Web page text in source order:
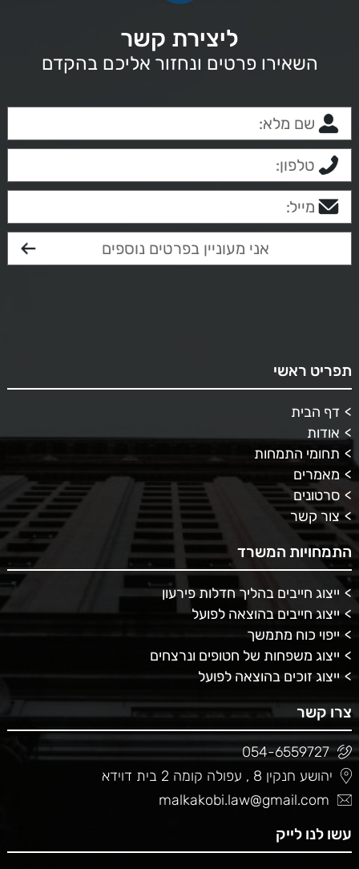
ליצירת קשר
השאירו פרטים ונחזור אליכם בהקדם
תפריט ראשי
דף הבית
אודות
תחומי התמחות
מאמרים
סרטונים
צור קשר
התמחויות המשרד
ייצוג חייבים בהליך חדלות פירעון
ייצוג חייבים בהוצאה לפועל
ייפוי כוח מתמשך
ייצוג משפחות של חטופים ונרצחים
ייצוג זוכים בהוצאה לפועל
צרו קשר
054-6559727
יהושע חנקין 8 , עפולה קומה 2 בית דוידא
malkakobi.law@gmail.com
עשו לנו לייק